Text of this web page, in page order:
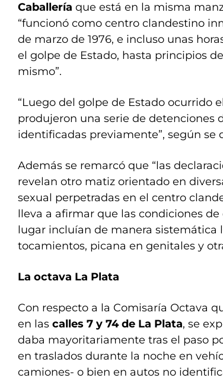
Caballería que está en la misma
“funcionó como centro clandestino
de marzo de 1976, e incluso unas
el golpe de Estado, hasta principios
mismo”.
“Luego del golpe de Estado ocurrido
produjeron una serie de detenciones
identificadas previamente”, según se
Además se remarcó que “las
revelan otro matiz orientado en
sexual perpetradas en el centro
lleva a afirmar que las condiciones
lugar incluían de manera sistemática
tocamientos, picana en genitales y
La octava La Plata
Con respecto a la Comisaría Octava
en las calles 7 y 74 de La Plata, se
daba mayoritariamente tras el paso
en traslados durante la noche en
camiones- o bien en autos no